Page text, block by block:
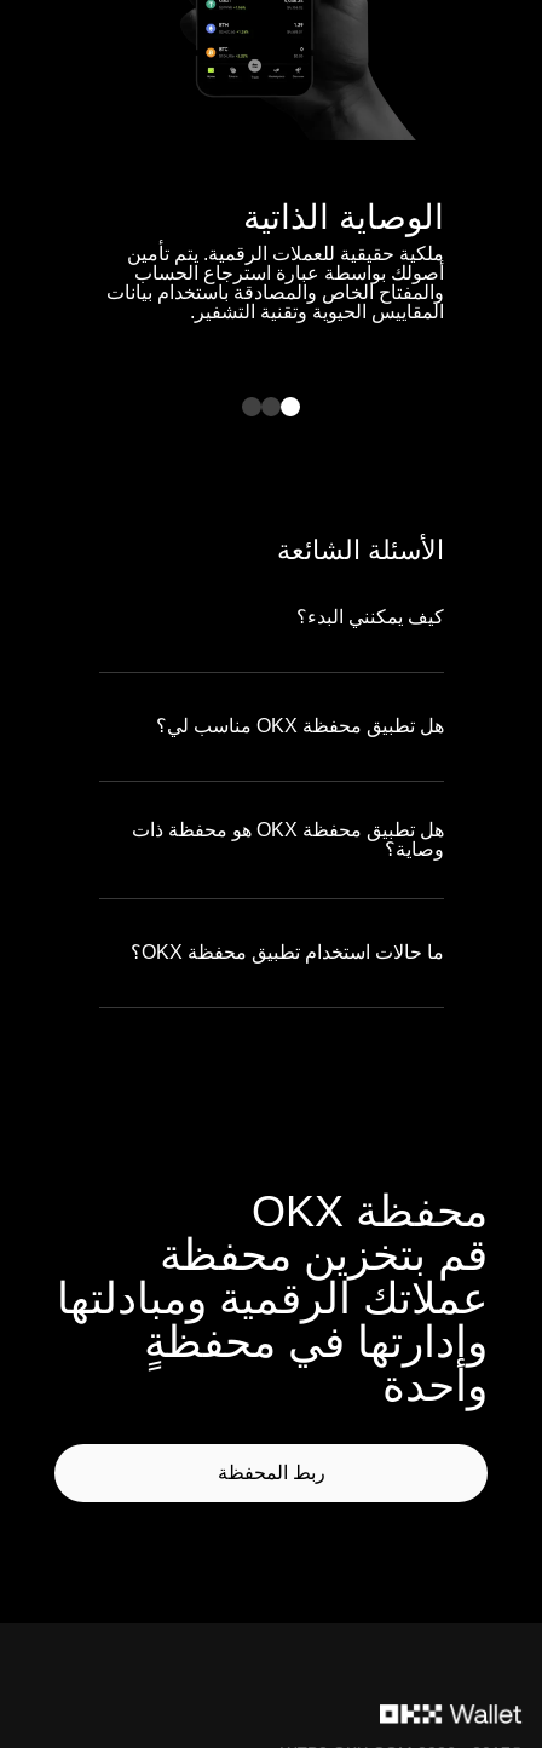
الوصاية الذاتية
ملكية حقيقية للعملات الرقمية. يتم تأمين
أصولك بواسطة عبارة استرجاع الحساب
والمفتاح الخاص والمصادقة باستخدام بيانات
المقاييس الحيوية وتقنية التشفير.
الأسئلة الشائعة
كيف يمكنني البدء؟
هل تطبيق محفظة OKX مناسب لي؟
هل تطبيق محفظة OKX هو محفظة ذات
وصاية؟
ما حالات استخدام تطبيق محفظة OKX؟
محفظة OKX
قم بتخزين محفظة
عملاتك الرقمية ومبادلتها
وإدارتها في محفظةٍ
واحدة
ربط المحفظة